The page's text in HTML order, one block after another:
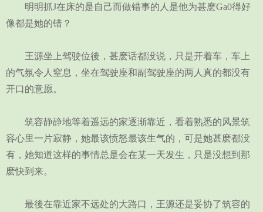
明明抓J在床的是自己而做错事的人是他为甚麽Ga0得好
像都是她的错？
王源坐上驾驶位後，甚麽话都没说，只是开着车，车上
的气氛令人窒息，坐在驾驶座和副驾驶座的两人真的都没有
开口的意愿。
筑容静静地等着遥远的家逐渐靠近，看着熟悉的风景筑
容心里一片寂静，她最该愤怒最该生气的，可是她甚麽都没
有，她知道这样的事情总是会在某一天发生，只是没想到那
麽快到来。
最後在靠近家不远处的大路口，王源还是妥协了筑容的